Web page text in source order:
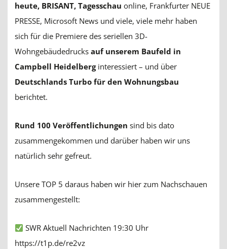
heute, BRISANT, Tagesschau online, Frankfurter NEUE
PRESSE, Microsoft News und viele, viele mehr haben
sich für die Premiere des seriellen 3D-
Wohngebäudedrucks auf unserem Baufeld in
Campbell Heidelberginteressiert – und über
Deutschlands Turbo für den Wohnungsbau
berichtet.
Rund 100 Veröffentlichungen sind bis dato
zusammengekommen und darüber haben wir uns
natürlich sehr gefreut.
Unsere TOP 5 daraus haben wir hier zum Nachschauen
zusammengestellt:
SWR Aktuell Nachrichten 19:30 Uhr
https://t1p.de/re2vz